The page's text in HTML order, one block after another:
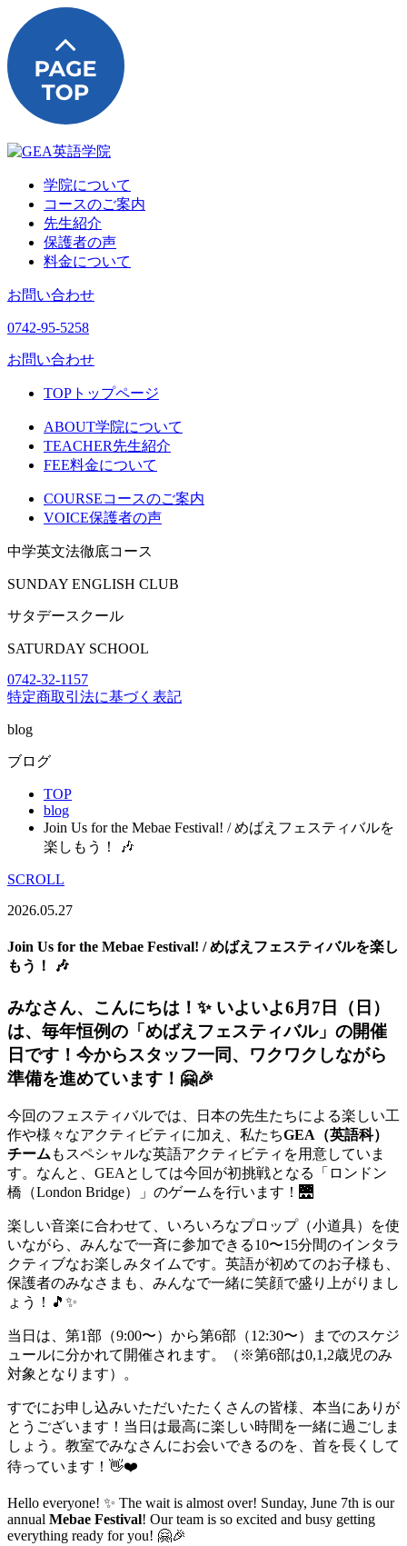
学院について
コースのご案内
先生紹介
保護者の声
料金について
お問い合わせ
0742-95-5258
お問い合わせ
TOP トップページ
ABOUT学院について
TEACHER先生紹介
FEE料金について
COURSEコースのご案内
VOICE保護者の声
中学英文法徹底コース
SUNDAY ENGLISH CLUB
サタデースクール
SATURDAY SCHOOL
0742-32-1157
特定商取引法に基づく表記
blog
ブログ
TOP
blog
Join Us for the Mebae Festival! / めばえフェスティバルを
楽しもう！ 🎶
SCROLL
2026.05.27
Join Us for the Mebae Festival! / めばえフェスティバルを楽し
もう！ 🎶
みなさん、こんにちは！✨ いよいよ6月7日（日）
は、毎年恒例の「めばえフェスティバル」の開催
日です！今からスタッフ一同、ワクワクしながら
準備を進めています！🤗🎉
今回のフェスティバルでは、日本の先生たちによる楽しい工
作や様々なアクティビティに加え、私たちGEA（英語科）
チーム もスペシャルな英語アクティビティを用意していま
す。なんと、GEAとしては今回が初挑戦となる「ロンドン
橋（London Bridge）」のゲームを行います！🌉
楽しい音楽に合わせて、いろいろなプロップ（小道具）を使
いながら、みんなで一斉に参加できる10〜15分間のインタラ
クティブなお楽しみタイムです。英語が初めてのお子様も、
保護者のみなさまも、みんなで一緒に笑顔で盛り上がりまし
ょう！🎵✨
当日は、第1部（9:00〜）から第6部（12:30〜）までのスケジ
ュールに分かれて開催されます。（※第6部は0,1,2歳児のみ
対象となります）。
すでにお申し込みいただいたたくさんの皆様、本当にありが
とうございます！当日は最高に楽しい時間を一緒に過ごしま
しょう。教室でみなさんにお会いできるのを、首を長くして
待っています！👋❤️
Hello everyone! ✨ The wait is almost over! Sunday, June 7th is our
annual Mebae Festival! Our team is so excited and busy getting
everything ready for you! 🤗🎉